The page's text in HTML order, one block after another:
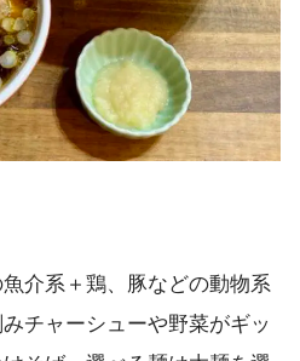
介系＋鶏、豚などの動物系
チャーシューや野菜がギッ